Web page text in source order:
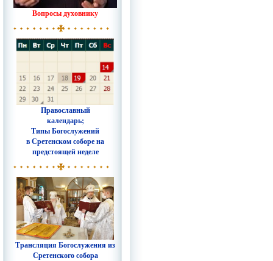
Вопросы духовнику
Православный
календарь;
Типы Богослужений
в Сретенском соборе на
предстоящей неделе
Трансляция Богослужения из
Сретенского собора